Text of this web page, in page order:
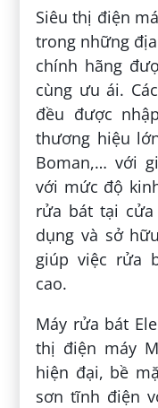
Siêu thị điện
trong những
chính hãng
cùng ưu ái.
đều được
thương hiệu
Boman,… với
với mức độ
rửa bát tại
dụng và sở
giúp việc rửa
cao.
Máy rửa bát
thị điện máy
hiện đại, bề
sơn tĩnh điện